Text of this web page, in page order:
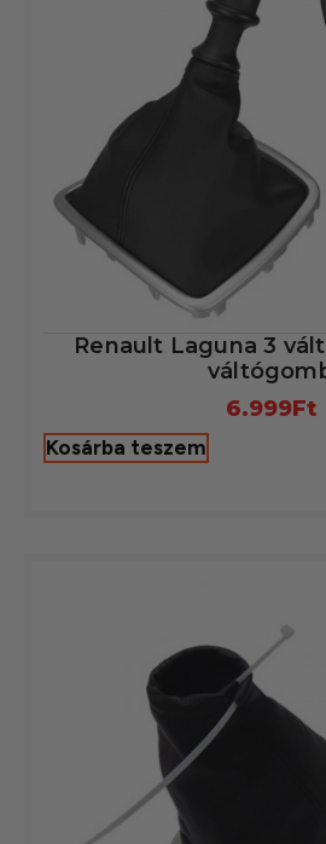
Renault Laguna 3
6.999Ft
Kosárba teszem